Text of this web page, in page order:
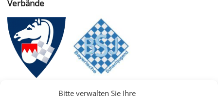
Bitte verwalten Sie Ihre
Verbände